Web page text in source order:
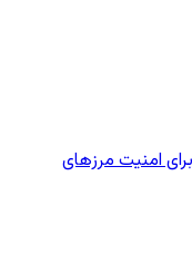
امنیت مرزهای